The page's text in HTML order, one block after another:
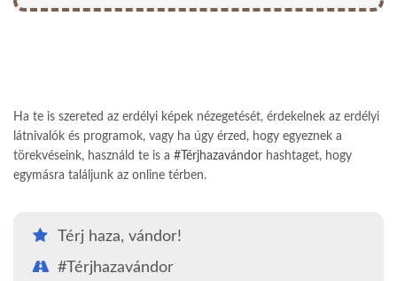
Ha te is szereted az erdélyi képek nézegetését, érdekelnek az erdélyi
látnivalók és programok, vagy ha úgy érzed, hogy egyeznek a
törekvéseink, használd te is a #Térjhazavándor hashtaget, hogy
egymásra találjunk az online térben.
Térj haza, vándor!
#Térjhazavándor